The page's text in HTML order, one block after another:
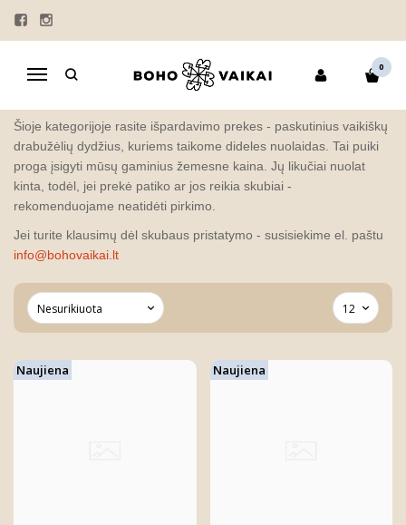
Navigacija
0
IŠPARDAVIMAS
VELYKŲ MARŠKINĖLIAI
YPATINGI PASIŪLYMAI
IŠPARDAVIMAS
Šioje kategorijoje rasite išpardavimo prekes - paskutinius vaikiškų
drabužėlių dydžius, kuriems taikome dideles nuolaidas. Tai puiki
proga įsigyti mūsų gaminius žemesne kaina. Jų likučiai nuolat
kinta, todėl, jei prekė patiko ar jos reikia skubiai -
rekomenduojame neatidėti pirkimo.
Jei turite klausimų dėl skubaus pristatymo - susisiekime el. paštu
info@bohovaikai.lt
Naujiena Naujiena